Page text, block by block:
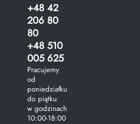
+48 42
206 80
80
+48 510
005 625
Pracujemy
od
poniedziałku
do piątku
w godzinach
10:00-18:00